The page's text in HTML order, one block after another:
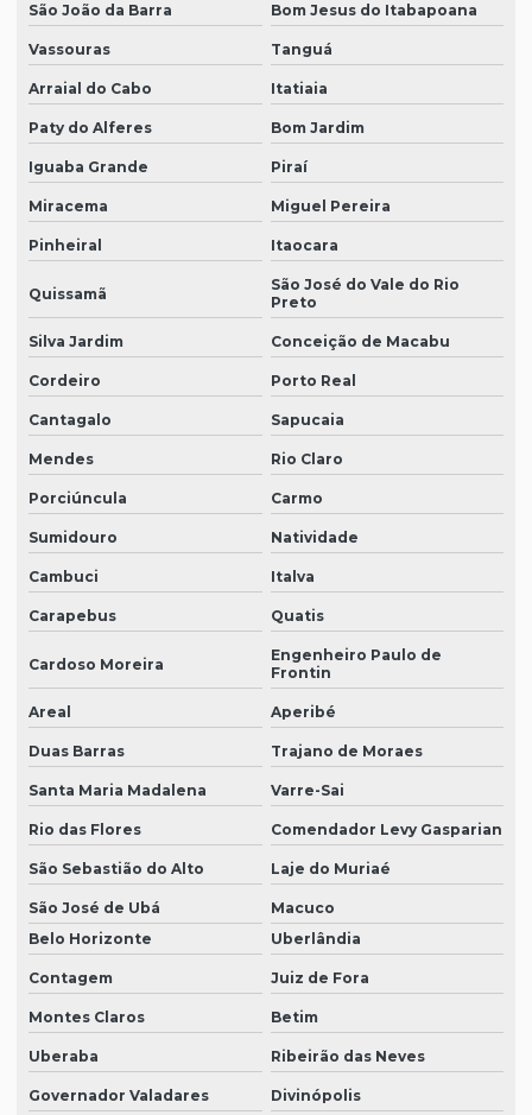
São João da Barra Bom Jesus do Itabapoana
Vassouras Tanguá
Arraial do Cabo Itatiaia
Paty do Alferes Bom Jardim
Iguaba Grande Piraí
Miracema Miguel Pereira
Pinheiral Itaocara
Quissamã
São José do Vale do Rio
Preto
Silva Jardim Conceição de Macabu
Cordeiro Porto Real
Cantagalo Sapucaia
Mendes Rio Claro
Porciúncula Carmo
Sumidouro Natividade
Cambuci Italva
Carapebus Quatis
Cardoso Moreira
Engenheiro Paulo de
Frontin
Areal Aperibé
Duas Barras Trajano de Moraes
Santa Maria Madalena Varre-Sai
Rio das Flores Comendador Levy Gasparian
São Sebastião do Alto Laje do Muriaé
São José de Ubá
Macuco
Belo Horizonte
Uberlândia
Contagem Juiz de Fora
Montes Claros Betim
Uberaba Ribeirão das Neves
Governador Valadares Divinópolis